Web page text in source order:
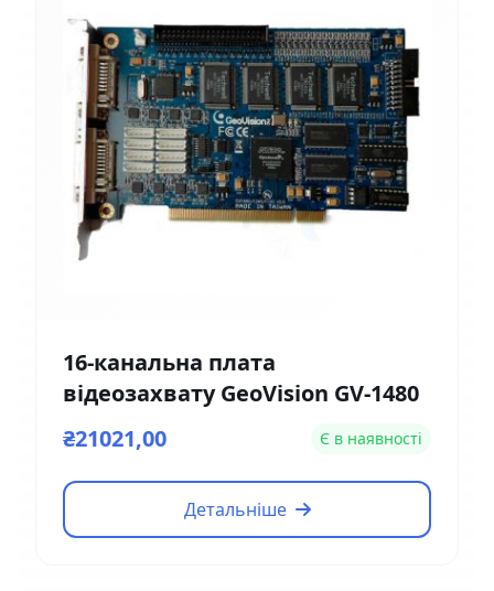
16-канальна плата
відеозахвату GeoVision GV-1480
₴21021,00
Є в наявності
Детальніше